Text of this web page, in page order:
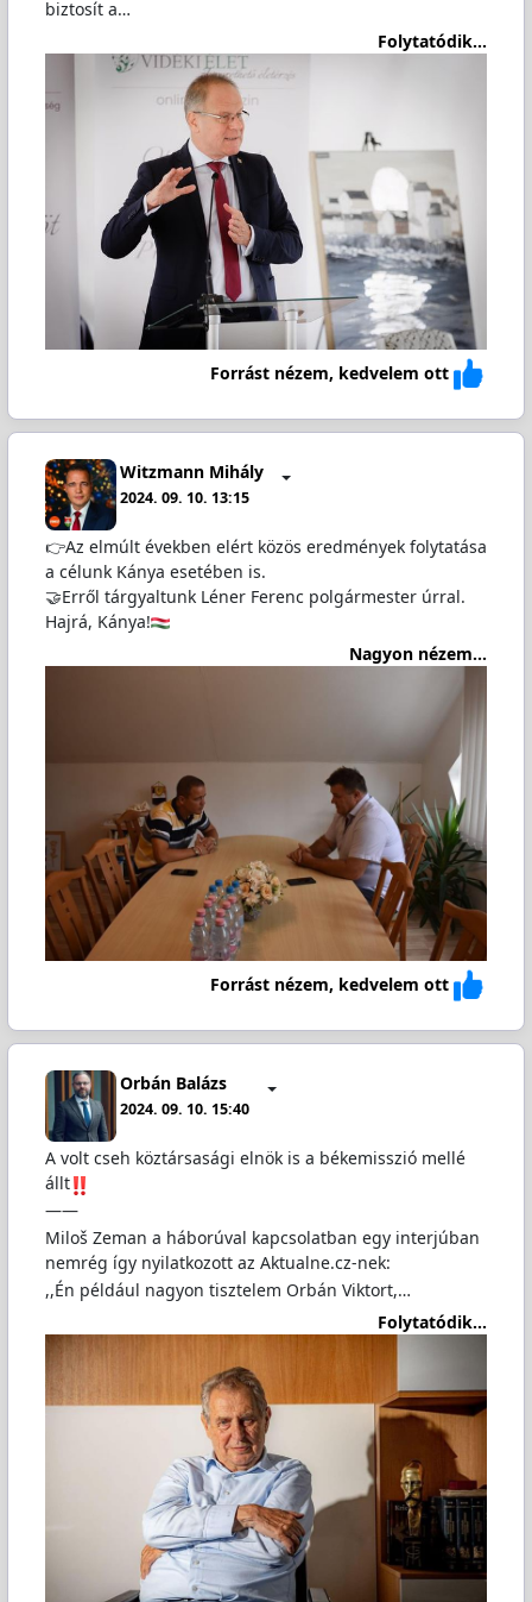
biztosít a…
Folytatódik...
Forrást nézem, kedvelem ott
Witzmann Mihály
2024. 09. 10. 13:15
👉Az elmúlt években elért közös eredmények folytatása
a célunk Kánya esetében is.
🤝Erről tárgyaltunk Léner Ferenc polgármester úrral.
Hajrá, Kánya!
Nagyon nézem...
Forrást nézem, kedvelem ott
Orbán Balázs
2024. 09. 10. 15:40
A volt cseh köztársasági elnök is a békemisszió mellé
állt
——
Miloš Zeman a háborúval kapcsolatban egy interjúban
nemrég így nyilatkozott az Aktualne.cz-nek:
,,Én például nagyon tisztelem Orbán Viktort,…
Folytatódik...